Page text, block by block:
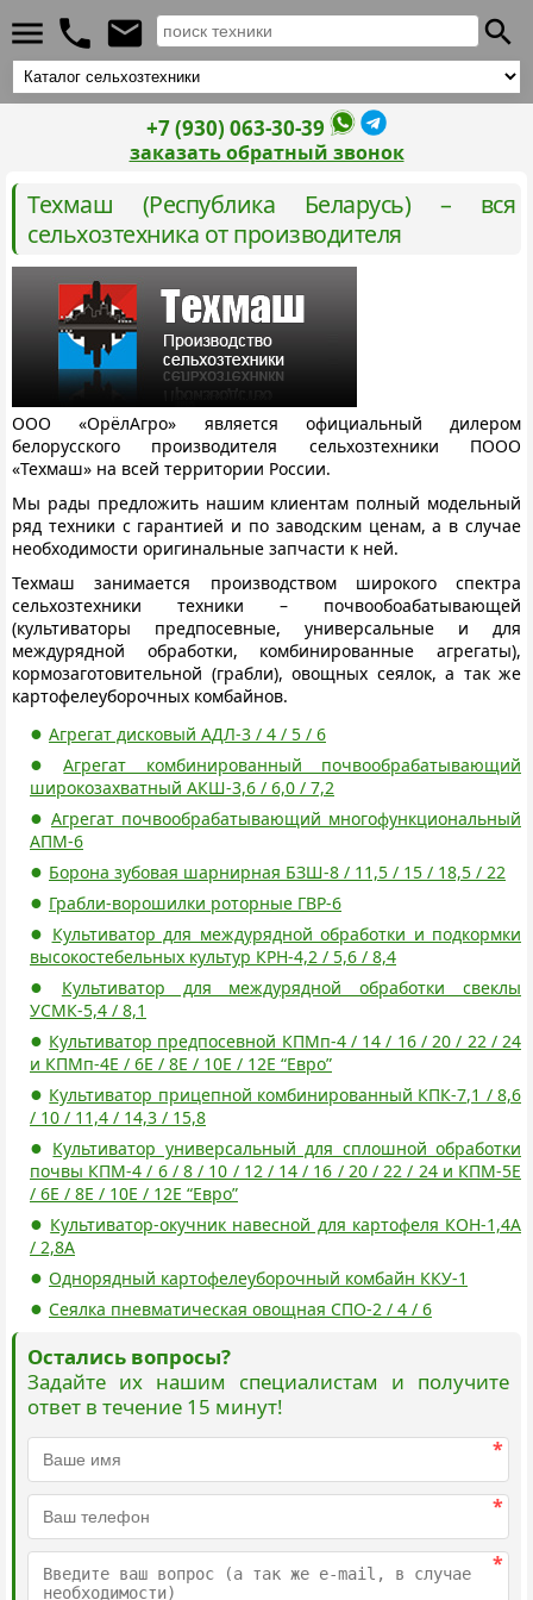
+7 (930) 063-30-39
заказать обратный звонок
Техмаш (Республика Беларусь) – вся
сельхозтехника от производителя
ООО «ОрёлАгро» является официальный дилером
белорусского производителя сельхозтехники ПООО
«Техмаш» на всей территории России.
Мы рады предложить нашим клиентам полный модельный
ряд техники с гарантией и по заводским ценам, а в случае
необходимости оригинальные запчасти к ней.
Техмаш занимается производством широкого спектра
сельхозтехники техники – почвообоабатывающей
(культиваторы предпосевные, универсальные и для
междурядной обработки, комбинированные агрегаты),
кормозаготовительной (грабли), овощных сеялок, а так же
картофелеуборочных комбайнов.
Агрегат дисковый АДЛ-3 / 4 / 5 / 6
Агрегат комбинированный почвообрабатывающий
широкозахватный АКШ-3,6 / 6,0 / 7,2
Агрегат почвообрабатывающий многофункциональный
АПМ-6
Борона зубовая шарнирная БЗШ-8 / 11,5 / 15 / 18,5 / 22
Грабли-ворошилки роторные ГВР-6
Культиватор для междурядной обработки и подкормки
высокостебельных культур КРН-4,2 / 5,6 / 8,4
Культиватор для междурядной обработки свеклы
УСМК-5,4 / 8,1
Культиватор предпосевной КПМп-4 / 14 / 16 / 20 / 22 / 24
и КПМп-4Е / 6Е / 8Е / 10Е / 12Е “Евро”
Культиватор прицепной комбинированный КПК-7,1 / 8,6
/ 10 / 11,4 / 14,3 / 15,8
Культиватор универсальный для сплошной обработки
почвы КПМ-4 / 6 / 8 / 10 / 12 / 14 / 16 / 20 / 22 / 24 и КПМ-5Е
/ 6Е / 8Е / 10Е / 12Е “Евро”
Культиватор-окучник навесной для картофеля КОН-1,4А
/ 2,8А
Однорядный картофелеуборочный комбайн ККУ-1
Сеялка пневматическая овощная СПО-2 / 4 / 6
Остались вопросы?
Задайте их нашим специалистам и получите
ответ в течение 15 минут!
*
*
*